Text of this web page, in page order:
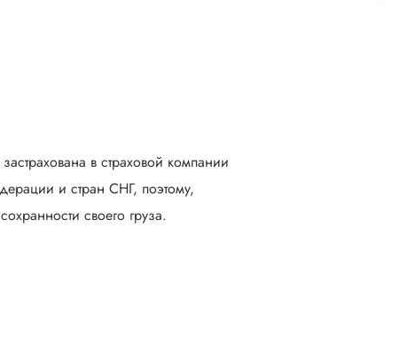
в страховой компании
и стран СНГ, поэтому,
своего груза.